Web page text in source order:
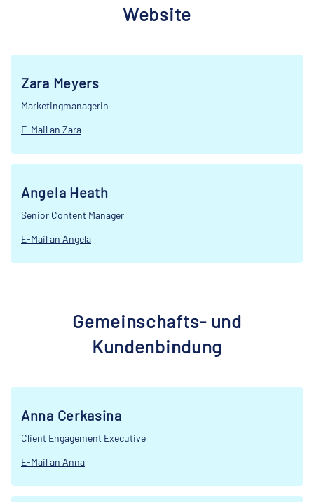
Website
Zara Meyers
Marketingmanagerin
E-Mail an Zara
Angela Heath
Senior Content Manager
E-Mail an Angela
Gemeinschafts- und
Kundenbindung
Anna Cerkasina
Client Engagement Executive
E-Mail an Anna